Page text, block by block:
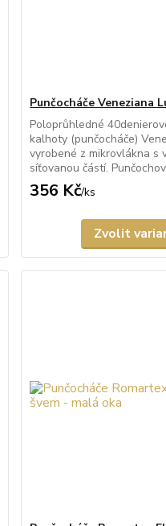
Punčocháče Veneziana
Poloprůhledné
kalhoty (punčocháče)
vyrobené z mikrovlákna s
síťovanou částí.
356 Kč/ks
Zvolit